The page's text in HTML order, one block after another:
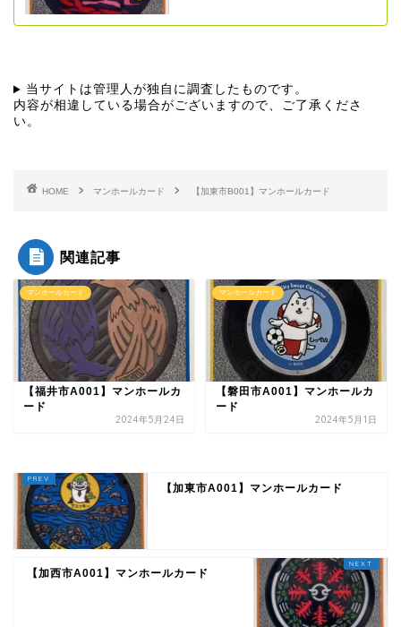
当サイトは管理人が独自に調査したものです。
内容が相違している場合がございますので、ご了承くださ
い。
HOME マンホールカード 【加東市B001】マンホールカード
関連記事
マンホールカード
【福井市A001】マンホールカ
ード
2024年5月24日
マンホールカード
【磐田市A001】マンホールカ
ード
2024年5月1日
【加東市A001】マンホールカード
【加西市A001】マンホールカード